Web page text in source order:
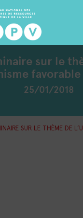
sur le
25/01/2018
SUR LE THÈME DE